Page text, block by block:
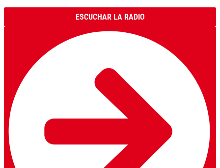
ESCUCHAR LA RADIO